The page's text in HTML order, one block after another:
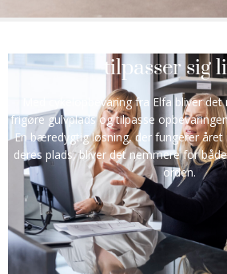
tilpasser sig
Med cykelopbevaring fra Elfa bliver
frigøre gulvplads og tilpasse
En bæredygtig løsning, der fungerer året
deres plads, bliver det nemmere for
orden.